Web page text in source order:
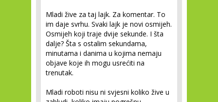
Mladi žive za taj lajk. Za komentar. To
im daje svrhu. Svaki lajk je novi osmijeh.
Osmijeh koji traje dvije sekunde. I šta
dalje? Šta s ostalim sekundama,
minutama i danima u kojima nemaju
objave koje ih mogu usrećiti na
trenutak.
Mladi roboti nisu ni svjesni koliko žive u